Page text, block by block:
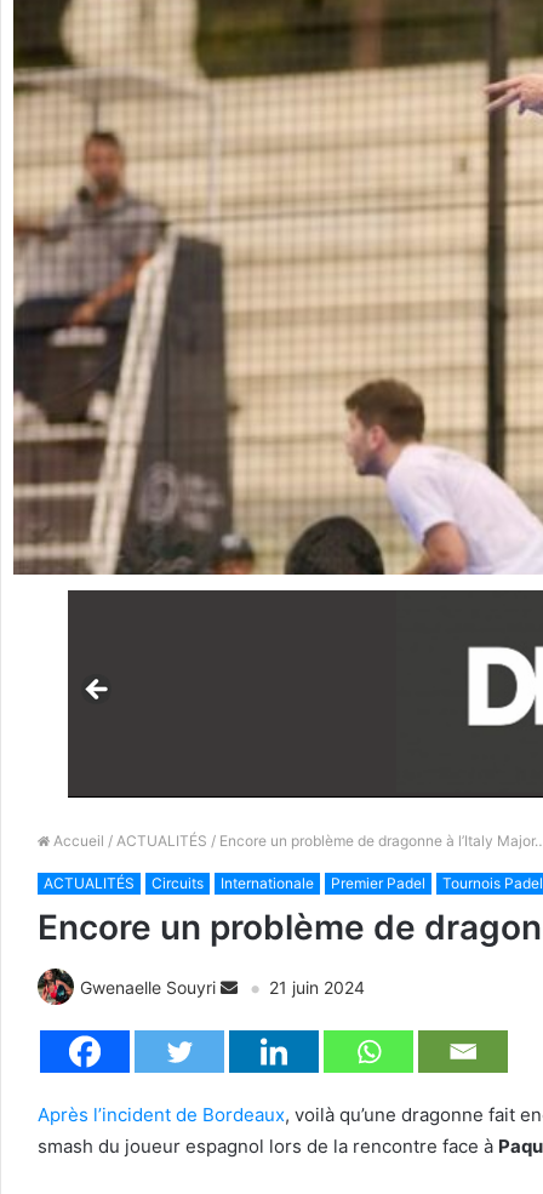
Accueil / ACTUALITÉS / Encore un problème de dragonne à l’Italy
ACTUALITÉS Circuits Internationale Premier Padel Tournois Padel
Encore un problème de
Gwenaelle Souyri 21 juin 2024
Après l’incident de Bordeaux, voilà qu’une dragonne fait
smash du joueur espagnol lors de la rencontre face à